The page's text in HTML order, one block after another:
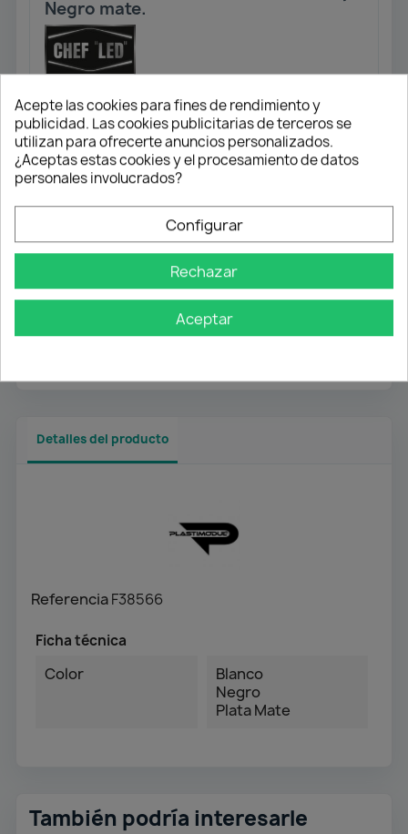
Negro mate.
Envío gratuito
Desde 50 € en península
Transferencia
Contra reembolso
Atención profesional
Detalles del producto
ReferenciaF38566
Ficha técnica
Color
Blanco
Negro
Plata Mate
También podría interesarle
Acepte las cookies para fines de rendimiento y
publicidad. Las cookies publicitarias de terceros se
utilizan para ofrecerte anuncios personalizados.
¿Aceptas estas cookies y el procesamiento de datos
personales involucrados?
Configurar
Rechazar
Aceptar